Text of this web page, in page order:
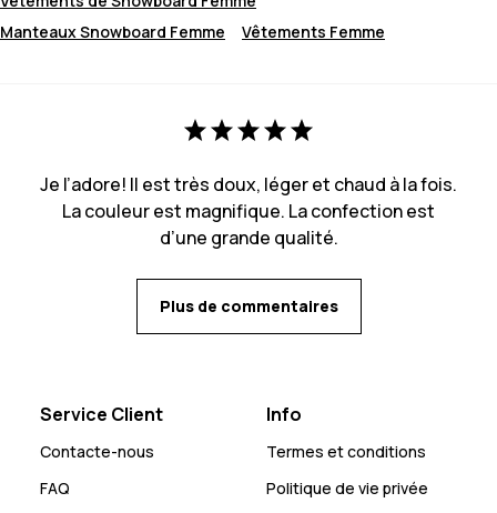
Manteaux Snowboard Femme
Vêtements Femme
Je l’adore! Il est très doux, léger et chaud à la fois.
La couleur est magnifique. La confection est
d’une grande qualité.
Plus de commentaires
Service Client
Contacte-nous
FAQ
Info
Termes et conditions
Politique de vie privée